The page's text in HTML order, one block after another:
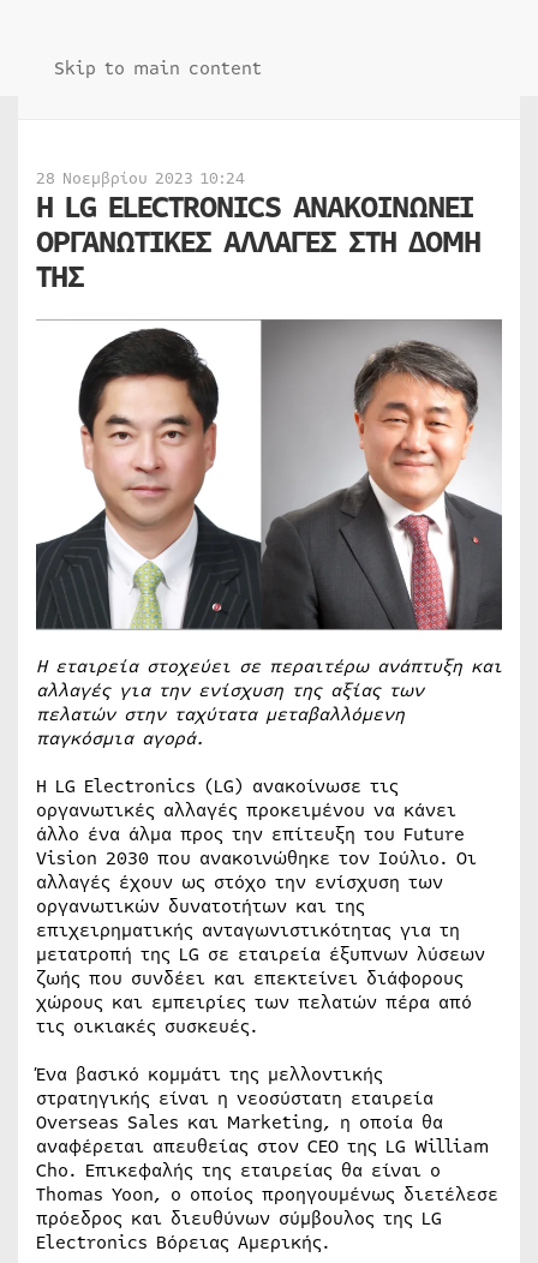
Skip to main content
28 Νοεμβρίου 2023 10:24
Η LG ELECTRONICS ΑΝΑΚΟΙΝΩΝΕΙ
ΟΡΓΑΝΩΤΙΚΕΣ ΑΛΛΑΓΕΣ ΣΤΗ ΔΟΜΗ
ΤΗΣ
Η εταιρεία στοχεύει σε περαιτέρω ανάπτυξη και
αλλαγές για την ενίσχυση της αξίας των
πελατών στην ταχύτατα μεταβαλλόμενη
παγκόσμια αγορά.
Η LG Electronics (LG) ανακοίνωσε τις
οργανωτικές αλλαγές προκειμένου να κάνει
άλλο ένα άλμα προς την επίτευξη του Future
Vision 2030 που ανακοινώθηκε τον Ιούλιο. Οι
αλλαγές έχουν ως στόχο την ενίσχυση των
οργανωτικών δυνατοτήτων και της
επιχειρηματικής ανταγωνιστικότητας για τη
μετατροπή της LG σε εταιρεία έξυπνων λύσεων
ζωής που συνδέει και επεκτείνει διάφορους
χώρους και εμπειρίες των πελατών πέρα από
τις οικιακές συσκευές.
Ένα βασικό κομμάτι της μελλοντικής
στρατηγικής είναι η νεοσύστατη εταιρεία
Overseas Sales και Marketing, η οποία θα
αναφέρεται απευθείας στον CEO της LG William
Cho. Επικεφαλής της εταιρείας θα είναι ο
Thomas Yoon, ο οποίος προηγουμένως διετέλεσε
πρόεδρος και διευθύνων σύμβουλος της LG
Electronics Βόρειας Αμερικής.